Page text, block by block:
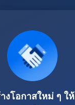
งโอกาสใหม่ ๆ ให้